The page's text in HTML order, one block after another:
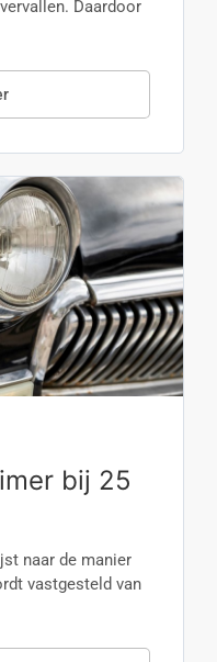
Daardoor
bij 25
naar de manier
vastgesteld van